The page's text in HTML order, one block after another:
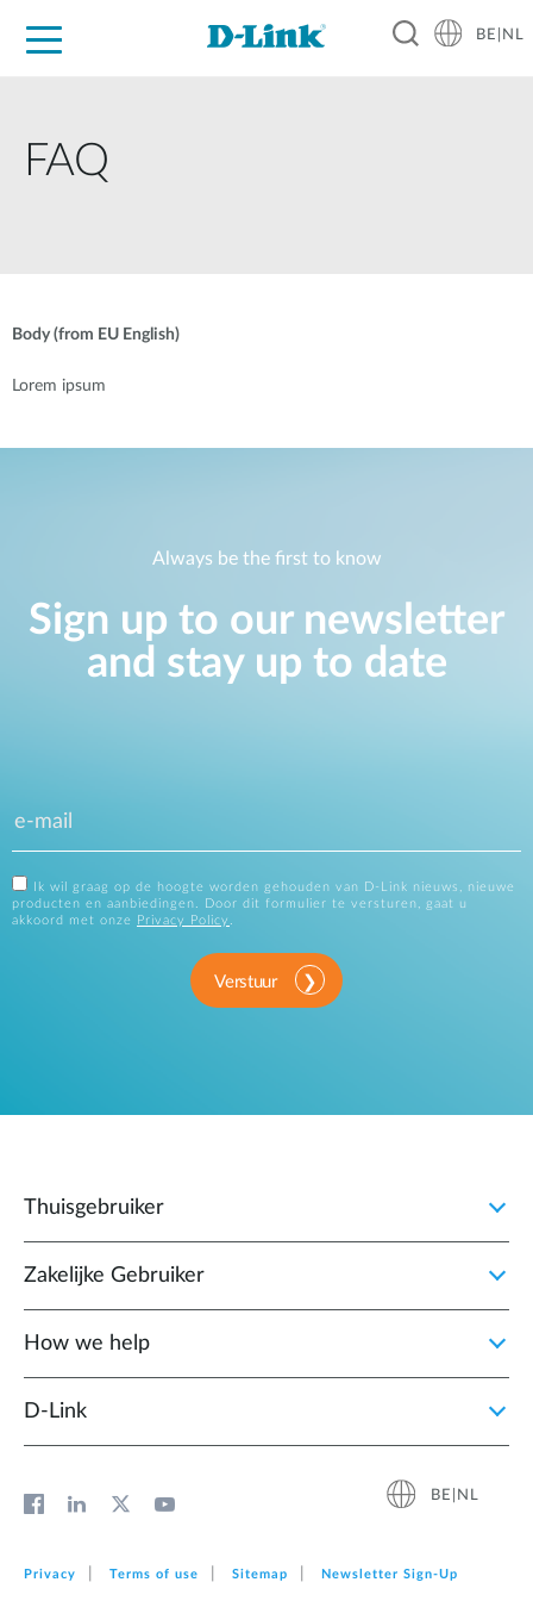
BE|NL
FAQ
Body (from EU English)
Lorem ipsum
Always be the first to know
Sign up to our newsletter
and stay up to date
Ik wil graag op de hoogte worden gehouden van D-Link nieuws, nieuwe
producten en aanbiedingen. Door dit formulier te versturen, gaat u
akkoord met onze
Privacy Policy .
Verstuur
Thuisgebruiker
Zakelijke Gebruiker
How we help
D‑Link
BE|NL
Privacy Terms of use Sitemap Newsletter Sign‑Up